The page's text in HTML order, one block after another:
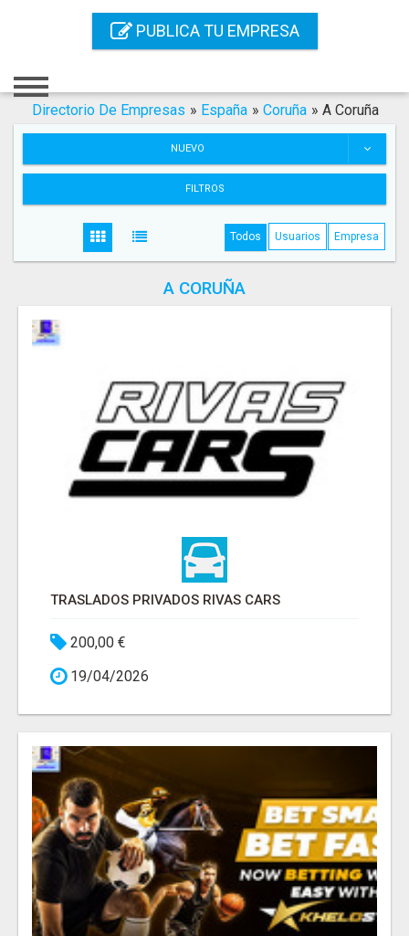
PUBLICA TU EMPRESA
Registro
Servicios SEO
Directorio De Empresas » España » Coruña » A Coruña
NUEVO
FILTROS
Todos Usuarios Empresa
A CORUÑA
TRASLADOS PRIVADOS RIVAS CARS
200,00 €
19/04/2026